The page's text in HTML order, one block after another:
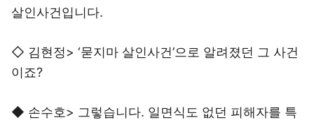
살인사건입니다.
◇ 김현정> ‘묻지마 살인사건’으로 알려졌던 그 사건
이죠?
◆ 손수호> 그렇습니다. 일면식도 없던 피해자를 특